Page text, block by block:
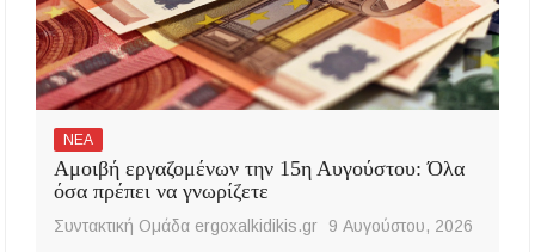
ΝΕΑ
Αμοιβή εργαζομένων την 15η Αυγούστου: Όλα
όσα πρέπει να γνωρίζετε
Συντακτική Ομάδα ergoxalkidikis.gr 9 Αυγούστου, 2026